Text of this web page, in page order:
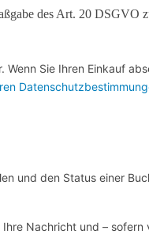
des Art. 20 DSGVO
Sie Ihren Einkauf
und den Status einer
Nachricht und – sofern